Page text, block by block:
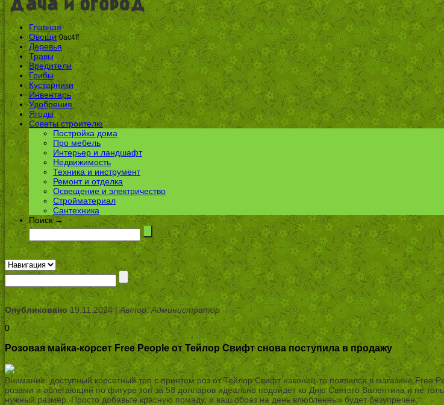
Главная
Овощи 0ac4ff
Деревья
Травы
Вредители
Грибы
Кустарники
Инвентарь
Удобрения
Ягоды
Советы строителю
Постройка дома
Про мебель
Интерьер и ландшафт
Недвижимость
Техника и инструмент
Ремонт и отделка
Освещение и электричество
Стройматериал
Сантехника
Поиск →
Опубликовано19.11.2024 |Автор: Администратор
0
Розовая майка-корсет Free People от Тейлор Свифт снова поступила в продажу
Внимание: доступный корсетный топ с принтом роз от Тейлор Свифт наконец-то появился в магазине
розами и облегающий по фигуре топ за 58 долларов идеально подойдет ко Дню Святого Валентина и не
нужный размер. Просто добавьте красную помаду, и ваш образ на день влюбленных будет безупречен.